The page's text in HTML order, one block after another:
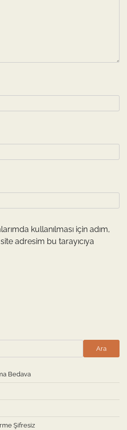
kullanılması için adım,
adresim bu tarayıcıya
Ara
Bedava
Şifresiz